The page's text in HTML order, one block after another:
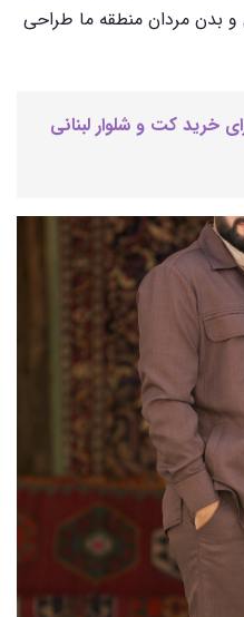
و بدن مردان منطقه ما طراحی
خرید کت و شلوار لبنانی